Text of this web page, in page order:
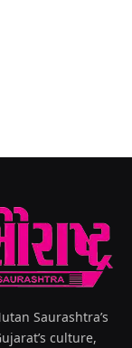
Saurashtra’s
culture,